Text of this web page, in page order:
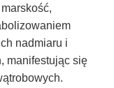
nadmiaru i
manifestując się